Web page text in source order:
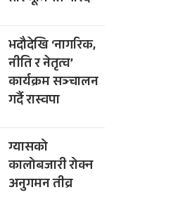
भदौदेखि ‘नागरिक,
नीति र नेतृत्व’
कार्यक्रम सञ्चालन
गर्दै रास्वपा
ग्यासको
कालोबजारी रोक्न
अनुगमन तीव्र